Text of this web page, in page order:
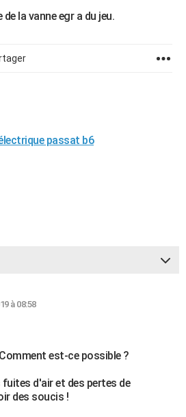
la vanne egr a du jeu.
passat b6
à 08:58
est-ce possible ?
d'air et des pertes de
des soucis !